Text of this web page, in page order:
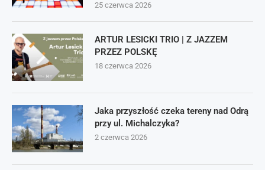
25 czerwca 2026
ARTUR LESICKI TRIO | Z JAZZEM
PRZEZ POLSKĘ
18 czerwca 2026
Jaka przyszłość czeka tereny nad Odrą
przy ul. Michalczyka?
2 czerwca 2026